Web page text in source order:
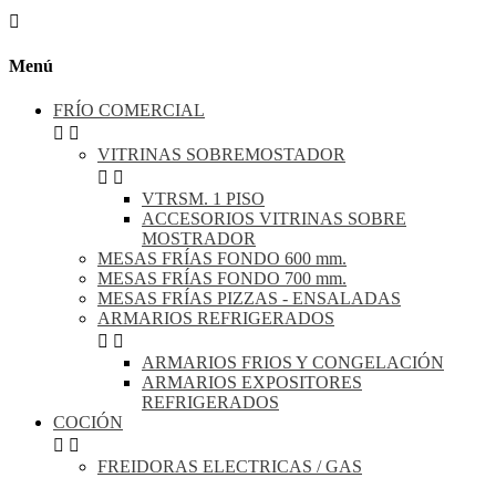

Menú
FRÍO COMERCIAL
 
VITRINAS SOBREMOSTADOR
 
VTRSM. 1 PISO
ACCESORIOS VITRINAS SOBRE
MOSTRADOR
MESAS FRÍAS FONDO 600 mm.
MESAS FRÍAS FONDO 700 mm.
MESAS FRÍAS PIZZAS - ENSALADAS
ARMARIOS REFRIGERADOS
 
ARMARIOS FRIOS Y CONGELACIÓN
ARMARIOS EXPOSITORES
REFRIGERADOS
COCIÓN
 
FREIDORAS ELECTRICAS / GAS